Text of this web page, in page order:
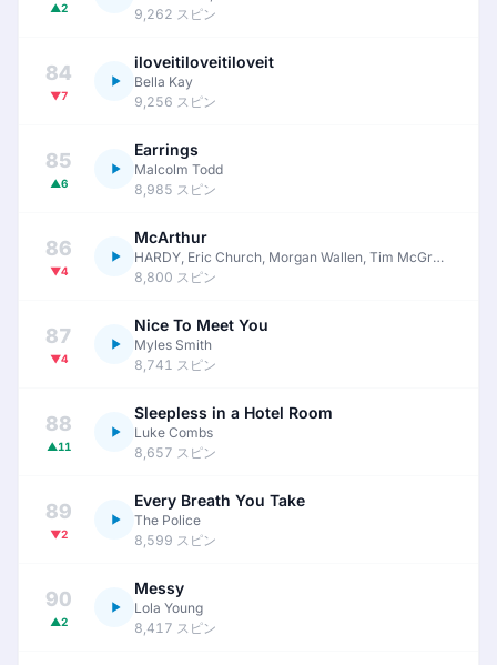
▲2
9,262 スピン
84
▼7
iloveitiloveitiloveit
Bella Kay
9,256 スピン
85
▲6
Earrings
Malcolm Todd
8,985 スピン
86
▼4
McArthur
HARDY, Eric Church, Morgan Wallen, Tim McGraw
8,800 スピン
87
▼4
Nice To Meet You
Myles Smith
8,741 スピン
88
▲11
Sleepless in a Hotel Room
Luke Combs
8,657 スピン
89
▼2
Every Breath You Take
The Police
8,599 スピン
90
▲2
Messy
Lola Young
8,417 スピン